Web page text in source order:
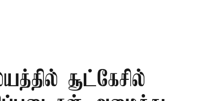
சூட்கேசில்